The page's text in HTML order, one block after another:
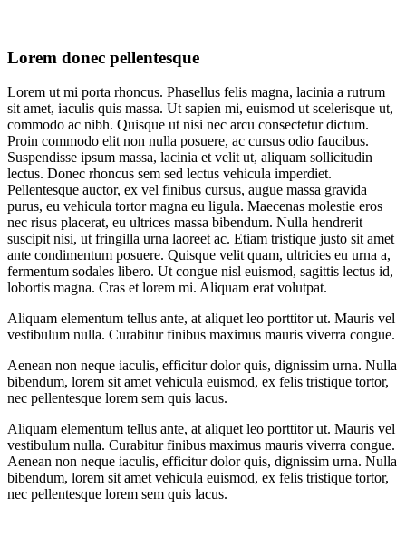
Lorem donec pellentesque
Lorem ut mi porta rhoncus. Phasellus felis magna, lacinia a rutrum
sit amet, iaculis quis massa. Ut sapien mi, euismod ut scelerisque ut,
commodo ac nibh. Quisque ut nisi nec arcu consectetur dictum.
Proin commodo elit non nulla posuere, ac cursus odio faucibus.
Suspendisse ipsum massa, lacinia et velit ut, aliquam sollicitudin
lectus. Donec rhoncus sem sed lectus vehicula imperdiet.
Pellentesque auctor, ex vel finibus cursus, augue massa gravida
purus, eu vehicula tortor magna eu ligula. Maecenas molestie eros
nec risus placerat, eu ultrices massa bibendum. Nulla hendrerit
suscipit nisi, ut fringilla urna laoreet ac. Etiam tristique justo sit amet
ante condimentum posuere. Quisque velit quam, ultricies eu urna a,
fermentum sodales libero. Ut congue nisl euismod, sagittis lectus id,
lobortis magna. Cras et lorem mi. Aliquam erat volutpat.
Aliquam elementum tellus ante, at aliquet leo porttitor ut. Mauris vel
vestibulum nulla. Curabitur finibus maximus mauris viverra congue.
Aenean non neque iaculis, efficitur dolor quis, dignissim urna. Nulla
bibendum, lorem sit amet vehicula euismod, ex felis tristique tortor,
nec pellentesque lorem sem quis lacus.
Aliquam elementum tellus ante, at aliquet leo porttitor ut. Mauris vel
vestibulum nulla. Curabitur finibus maximus mauris viverra congue.
Aenean non neque iaculis, efficitur dolor quis, dignissim urna. Nulla
bibendum, lorem sit amet vehicula euismod, ex felis tristique tortor,
nec pellentesque lorem sem quis lacus.